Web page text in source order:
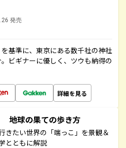
発売
を基準に、東京にある数千社の神社
ビギナーに優しく、ツウも納得の
詳細を見る
地球の果ての歩き方
きたい世界の「端っこ」を景観＆
とともに解説